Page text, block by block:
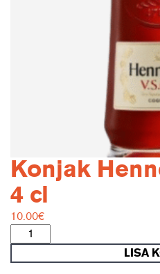
Konjak
4 cl
10.00€
Konjak
Hennessy
V.S.O.P
LISA